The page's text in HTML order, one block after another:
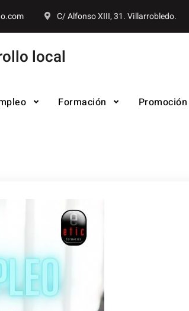
C/ Alfonso XIII, 31. Villarrobledo.
local
Formación